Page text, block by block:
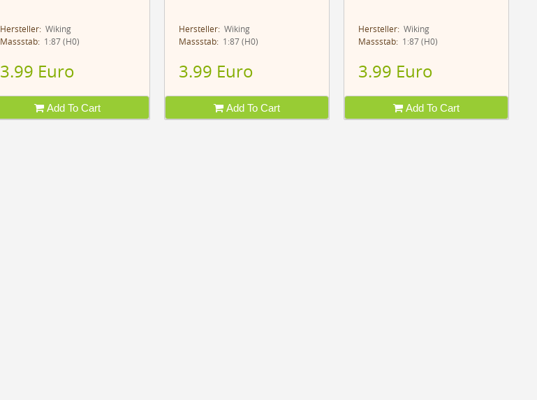
Hersteller:Wiking
Massstab:1:87 (H0)
3.99 Euro
Add To Cart
Hersteller: Wiking
Massstab: 1:87 (H0)
3.99 Euro
Add To Cart
Hersteller: Wiking
Massstab: 1:87 (H0)
3.99 Euro
Add To Cart